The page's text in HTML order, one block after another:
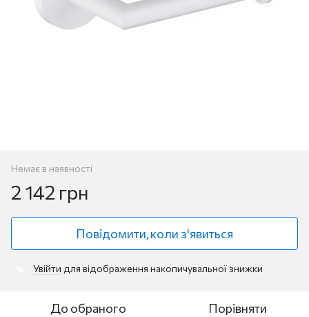
Немає в наявності
2 142 грн
Повідомити, коли з'явиться
Увійти для відображення накопичувальної знижки
До обраного Порівняти